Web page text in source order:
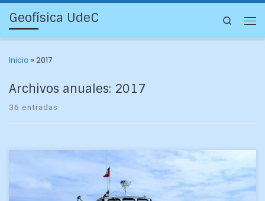
Geofísica UdeC Search
Inicio »2017
Archivos anuales: 2017
36 entradas